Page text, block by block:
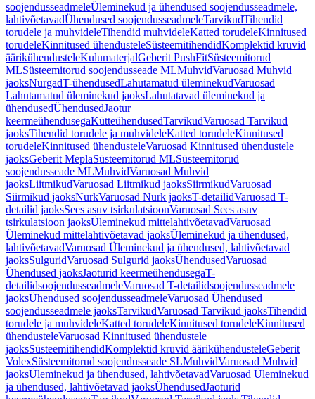
soojendusseadmeleÜleminekud ja ühendused soojendusseadmele,
lahtivõetavadÜhendused soojendusseadmeleTarvikudTihendid
torudele ja muhvideleTihendid muhvideleKatted torudeleKinnitused
torudeleKinnitused ühendusteleSüsteemitihendidKomplektid kruvid
äärikühendusteleKulumaterjalGeberit PushFitSüsteemitorud
MLSüsteemitorud soojendusseade MLMuhvidVaruosad Muhvid
jaoksNurgadT-ühendusedLahutamatud üleminekudVaruosad
Lahutamatud üleminekud jaoksLahutatavad üleminekud ja
ühendusedÜhendusedJaotur
keermeühendusegaKütteühendusedTarvikudVaruosad Tarvikud
jaoksTihendid torudele ja muhvideleKatted torudeleKinnitused
torudeleKinnitused ühendusteleVaruosad Kinnitused ühendustele
jaoksGeberit MeplaSüsteemitorud MLSüsteemitorud
soojendusseade MLMuhvidVaruosad Muhvid
jaoksLiitmikudVaruosad Liitmikud jaoksSiirmikudVaruosad
Siirmikud jaoksNurkVaruosad Nurk jaoksT-detailidVaruosad T-
detailid jaoksSees asuv tsirkulatsioonVaruosad Sees asuv
tsirkulatsioon jaoksÜleminekud mittelahtivõetavadVaruosad
Üleminekud mittelahtivõetavad jaoksÜleminekud ja ühendused,
lahtivõetavadVaruosad Üleminekud ja ühendused, lahtivõetavad
jaoksSulguridVaruosad Sulgurid jaoksÜhendusedVaruosad
Ühendused jaoksJaoturid keermeühendusegaT-
detailidsoojendusseadmeleVaruosad T-detailidsoojendusseadmele
jaoksÜhendused soojendusseadmeleVaruosad Ühendused
soojendusseadmele jaoksTarvikudVaruosad Tarvikud jaoksTihendid
torudele ja muhvideleKatted torudeleKinnitused torudeleKinnitused
ühendusteleVaruosad Kinnitused ühendustele
jaoksSüsteemitihendidKomplektid kruvid äärikühendusteleGeberit
VolexSüsteemitorud soojendusseade SLMuhvidVaruosad Muhvid
jaoksÜleminekud ja ühendused, lahtivõetavadVaruosad Üleminekud
ja ühendused, lahtivõetavad jaoksÜhendusedJaoturid